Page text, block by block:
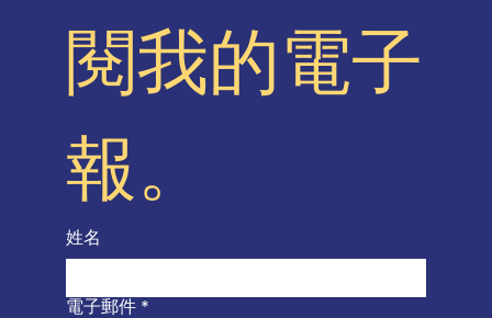
閱我的電子
報。
姓名
電子郵件 *